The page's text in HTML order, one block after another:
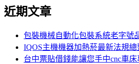
近期文章
包裝機械自動化包裝系統老字號
IQOS主機機器加熱菸最新法規
台中票貼借錢能讓您手中cnc車